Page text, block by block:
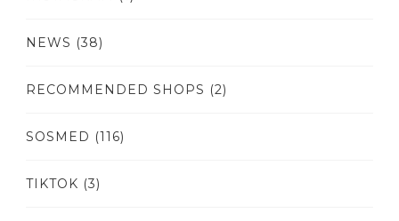
NEWS (38)
RECOMMENDED SHOPS (2)
SOSMED (116)
TIKTOK (3)